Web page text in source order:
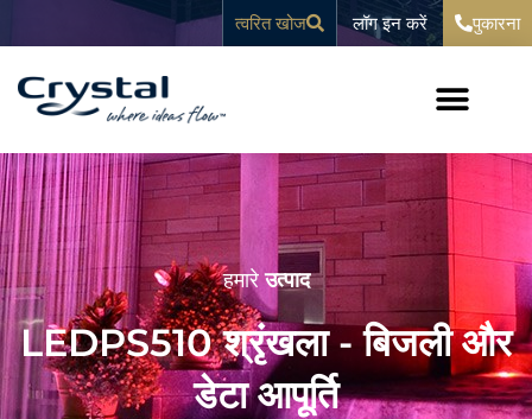
त्वरित खोज लॉग इन करें पुकारना
हमारेउत्पाद
LEDPS510 श्रृंखला - बिजली और
डेटा आपूर्ति